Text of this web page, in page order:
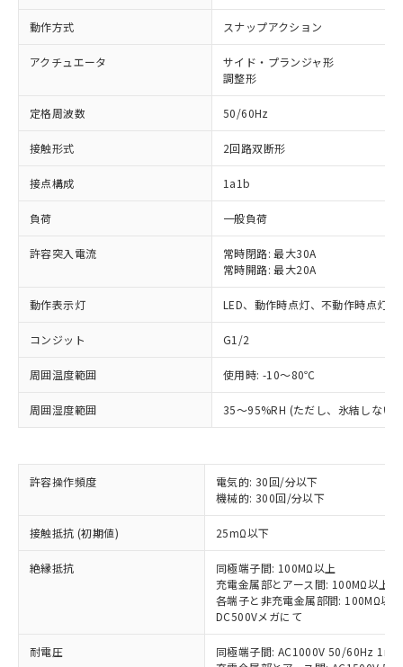
動作方式 スナップアクション
アクチュエータ
サイド・プランジャ形
調整形
定格周波数 50/60Hz
接触形式 2回路双断形
接点構成 1a1b
負荷 一般負荷
許容突入電流
常時閉路: 最大30A
常時開路: 最大20A
動作表示灯 LED、動作時点灯、不動作時点灯
コンジット G1/2
周囲温度範囲 使用時: -10～80℃
周囲湿度範囲 35～95%RH (ただし、氷結しない
許容操作頻度
電気的: 30回/分以下
機械的: 300回/分以下
接触抵抗 (初期値) 25mΩ以下
絶縁抵抗
同極端子間: 100MΩ以上
充電金属部とアース間: 100MΩ以上
各端子と非充電金属部間: 100MΩ以上
DC500Vメガにて
耐電圧
同極端子間: AC1000V 50/60Hz 1min
以下の条件をお読みいただき、同意のうえ
対応済み：EU RoHS指令（10物質）の
非含有に対応した製品が提供可能な商品で
す。
対応予定：EU RoHS指令（10物質）の非含
有に対応した製品に切り替える予定のある
対応予定なし：EU RoHS指令（10物質）の